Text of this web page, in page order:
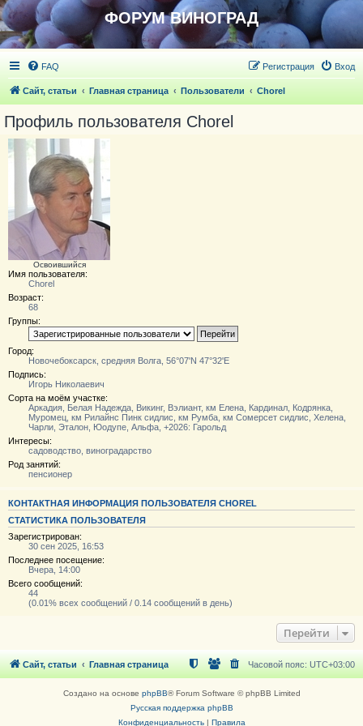
ФОРУМ ВИНОГРАД
FAQ Вход
Регистрация
Сайт, статьи Главная страница Пользователи Chorel
Профиль пользователя Chorel
Освоившийся
Имя пользователя:
Chorel
Возраст:
68
Группы:
Город:
Новочебоксарск, средняя Волга, 56°07'N 47°32'E
Подпись:
Игорь Николаевич
Сорта на моём участке:
Аркадия, Белая Надежда, Викинг, Вэлиант, км Елена, Кардинал, Кодрянка,
Муромец, км Рилайнс Пинк сидлис, км Румба, км Сомерсет сидлис, Хелена,
Чарли, Эталон, Юодупе, Альфа, +2026: Гарольд
Интересы:
садоводство, виноградарство
Род занятий:
пенсионер
КОНТАКТНАЯ ИНФОРМАЦИЯ ПОЛЬЗОВАТЕЛЯ CHOREL
СТАТИСТИКА ПОЛЬЗОВАТЕЛЯ
Зарегистрирован:
30 сен 2025, 16:53
Последнее посещение:
Вчера, 14:00
Всего сообщений:
44
(0.01% всех сообщений / 0.14 сообщений в день)
Перейти
Сайт, статьи Главная страница Часовой пояс: UTC+03:00
Создано на основе phpBB® Forum Software © phpBB Limited
Русская поддержка phpBB
Конфиденциальность| Правила